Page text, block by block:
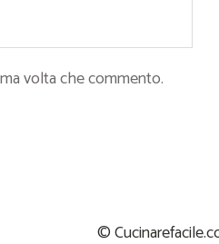
volta che commento.
©